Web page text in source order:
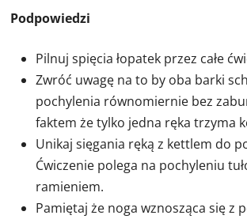
Podpowiedzi
Pilnuj spięcia łopatek przez całe
Zwróć uwagę na to by oba barki
pochylenia równomiernie bez
faktem że tylko jedna ręka trzyma
Unikaj sięgania ręką z kettlem do
Ćwiczenie polega na pochyleniu
ramieniem.
Pamiętaj że noga wznosząca się z